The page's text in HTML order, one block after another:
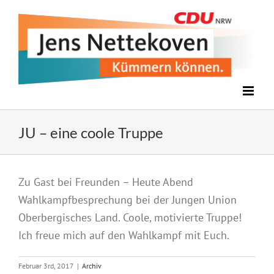
JU – eine coole Truppe
grösseres
Bild
Zu Gast bei Freunden – Heute Abend
Wahlkampfbesprechung bei der Jungen Union
Oberbergisches Land. Coole, motivierte Truppe!
Ich freue mich auf den Wahlkampf mit Euch.
Februar 3rd, 2017 | Archiv